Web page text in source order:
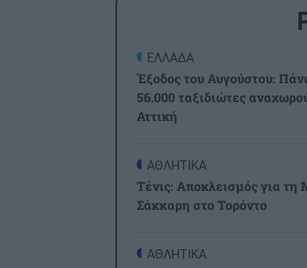
ΕΛΛΑΔΑ
Έξοδος του Αυγούστου:
56.000 ταξιδιώτες
Αττική
ΑΘΛΗΤΙΚΑ
Τένις: Αποκλεισμός για τη
Σάκκαρη στο Τορόντο
ΑΘΛΗΤΙΚΑ